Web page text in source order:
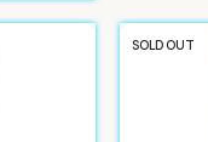
SOLD OUT